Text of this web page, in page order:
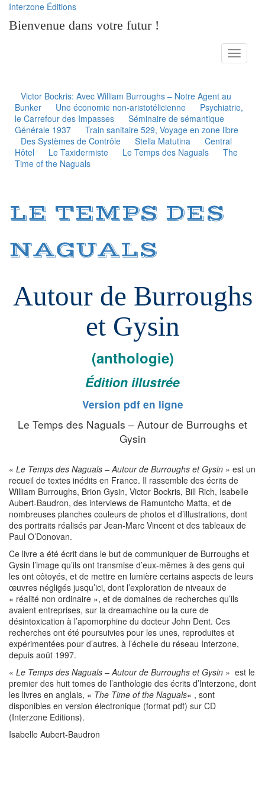
Interzone Éditions
Bienvenue dans votre futur !
Toggle
Victor Bockris: Avec William Burroughs – Notre Agent au
Bunker
Une économie non-aristotélicienne
Psychiatrie,
le Carrefour des Impasses
Séminaire de sémantique
Générale 1937
Train sanitaire 529, Voyage en zone libre
Des Systèmes de Contrôle
Stella Matutina
Central
Hôtel
Le Taxidermiste Le Temps des Naguals
The
Time of the Naguals
LE TEMPS DES
NAGUALS
Autour de Burroughs
et Gysin
(anthologie)
Édition illustrée
Version pdf en ligne
Le Temps des Naguals – Autour de Burroughs et
Gysin
« Le Temps des Naguals – Autour de Burroughs et Gysin » est un
recueil de textes inédits en France. Il rassemble des écrits de
William Burroughs, Brion Gysin, Victor Bockris, Bill Rich, Isabelle
Aubert-Baudron, des interviews de Ramuntcho Matta, et de
nombreuses planches couleurs de photos et d’illustrations, dont
des portraits réalisés par Jean-Marc Vincent et des tableaux de
Paul O’Donovan.
Ce livre a été écrit dans le but de communiquer de Burroughs et
Gysin l’image qu’ils ont transmise d’eux-mêmes à des gens qui
les ont côtoyés, et de mettre en lumière certains aspects de leurs
œuvres négligés jusqu’ici, dont l’exploration de niveaux de
« réalité non ordinaire », et de domaines de recherches qu’ils
avaient entreprises, sur la dreamachine ou la cure de
désintoxication à l’apomorphine du docteur John Dent. Ces
recherches ont été poursuivies pour les unes, reproduites et
expérimentées pour d’autres, à l’échelle du réseau Interzone,
depuis août 1997.
« Le Temps des Naguals – Autour de Burroughs et Gysin » est le
premier des huit tomes de l’anthologie des écrits d’Interzone, dont
les livres en anglais, « The Time of the Naguals« , sont
disponibles en version électronique (format pdf) sur CD
(Interzone Editions).
Isabelle Aubert-Baudron